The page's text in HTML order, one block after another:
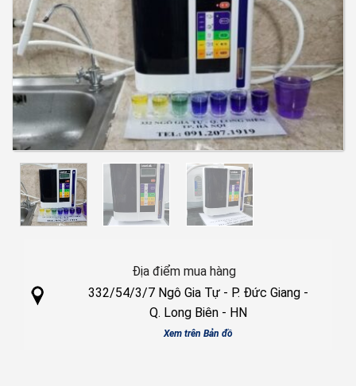
Địa điểm mua hàng
332/54/3/7 Ngô Gia Tự - P. Đức Giang -
Q. Long Biên - HN
Xemtrên Bản đồ